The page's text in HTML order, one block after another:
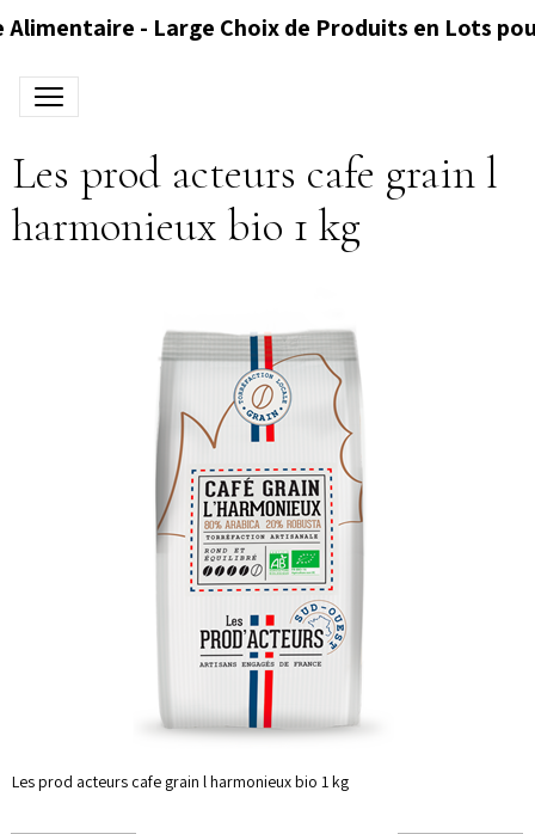
Alimentaire - Large Choix de Produits en Lots
Les prod acteurs cafe grain l
harmonieux bio 1 kg
Les prod acteurs cafe grain l harmonieux bio 1 kg